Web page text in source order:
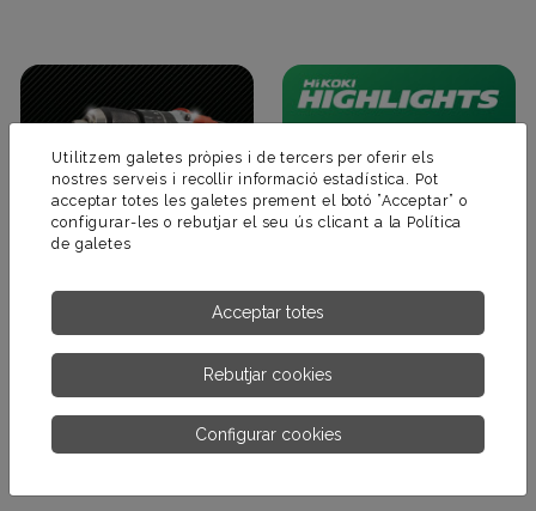
Catàleg Ratio
Maquinària Electroportàtil
Catàleg Hikoki
Eines elèctriques per als més
Utilitzem galetes pròpies i de tercers per oferir els
nostres serveis i recollir informació estadística. Pot
acceptar totes les galetes prement el botó ”Acceptar” o
configurar-les o rebutjar el seu ús clicant a la Política
de galetes
Acceptar totes
Rebutjar cookies
Configurar cookies